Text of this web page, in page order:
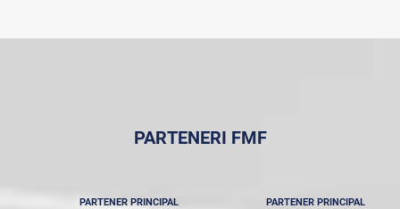
PARTENERI FMF
PARTENER PRINCIPAL PARTENER PRINCIPAL